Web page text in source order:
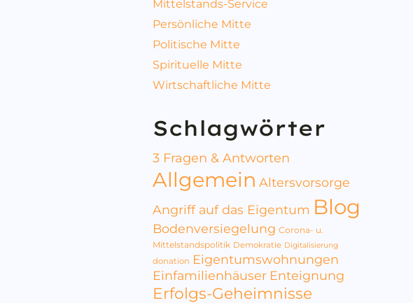
Mittelstands-Service
Persönliche Mitte
Politische Mitte
Spirituelle Mitte
Wirtschaftliche Mitte
Schlagwörter
3 Fragen & Antworten
Allgemein Altersvorsorge
Angriff auf das Eigentum Blog
Bodenversiegelung Corona- u.
Mittelstandspolitik Demokratie Digitalisierung
donation Eigentumswohnungen
Einfamilienhäuser Enteignung
Erfolgs-Geheimnisse